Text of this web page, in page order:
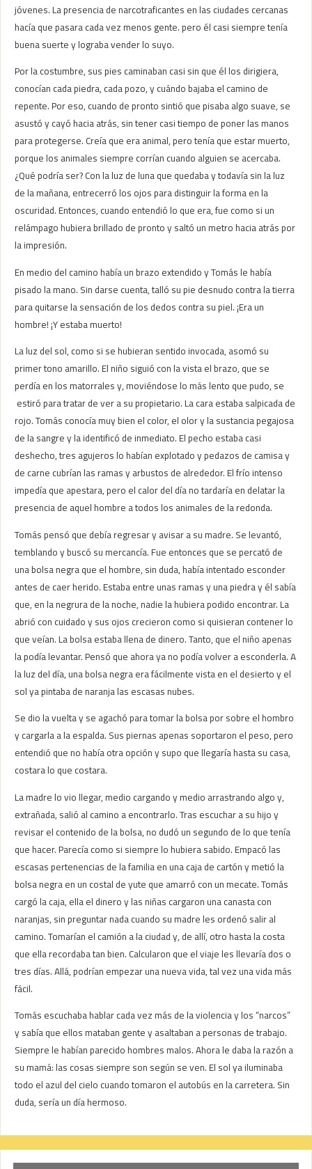
jóvenes. La presencia de narcotraficantes en las ciudades cercanas
hacía que pasara cada vez menos gente. pero él casi siempre tenía
buena suerte y lograba vender lo suyo.
Por la costumbre, sus pies caminaban casi sin que él los dirigiera,
conocían cada piedra, cada pozo, y cuándo bajaba el camino de
repente. Por eso, cuando de pronto sintió que pisaba algo suave, se
asustó y cayó hacia atrás, sin tener casi tiempo de poner las manos
para protegerse. Creía que era animal, pero tenía que estar muerto,
porque los animales siempre corrían cuando alguien se acercaba.
¿Qué podría ser? Con la luz de luna que quedaba y todavía sin la luz
de la mañana, entrecerró los ojos para distinguir la forma en la
oscuridad. Entonces, cuando entendió lo que era, fue como si un
relámpago hubiera brillado de pronto y saltó un metro hacia atrás por
la impresión.
En medio del camino había un brazo extendido y Tomás le había
pisado la mano. Sin darse cuenta, talló su pie desnudo contra la tierra
para quitarse la sensación de los dedos contra su piel. ¡Era un
hombre! ¡Y estaba muerto!
La luz del sol, como si se hubieran sentido invocada, asomó su
primer tono amarillo. El niño siguió con la vista el brazo, que se
perdía en los matorrales y, moviéndose lo más lento que pudo, se
estiró para tratar de ver a su propietario. La cara estaba salpicada de
rojo. Tomás conocía muy bien el color, el olor y la sustancia pegajosa
de la sangre y la identificó de inmediato. El pecho estaba casi
deshecho, tres agujeros lo habían explotado y pedazos de camisa y
de carne cubrían las ramas y arbustos de alrededor. El frío intenso
impedía que apestara, pero el calor del día no tardaría en delatar la
presencia de aquel hombre a todos los animales de la redonda.
Tomás pensó que debía regresar y avisar a su madre. Se levantó,
temblando y buscó su mercancía. Fue entonces que se percató de
una bolsa negra que el hombre, sin duda, había intentado esconder
antes de caer herido. Estaba entre unas ramas y una piedra y él sabía
que, en la negrura de la noche, nadie la hubiera podido encontrar. La
abrió con cuidado y sus ojos crecieron como si quisieran contener lo
que veían. La bolsa estaba llena de dinero. Tanto, que el niño apenas
la podía levantar. Pensó que ahora ya no podía volver a esconderla. A
la luz del día, una bolsa negra era fácilmente vista en el desierto y el
sol ya pintaba de naranja las escasas nubes.
Se dio la vuelta y se agachó para tomar la bolsa por sobre el hombro
y cargarla a la espalda. Sus piernas apenas soportaron el peso, pero
entendió que no había otra opción y supo que llegaría hasta su casa,
costara lo que costara.
La madre lo vio llegar, medio cargando y medio arrastrando algo y,
extrañada, salió al camino a encontrarlo. Tras escuchar a su hijo y
revisar el contenido de la bolsa, no dudó un segundo de lo que tenía
que hacer. Parecía como si siempre lo hubiera sabido. Empacó las
escasas pertenencias de la familia en una caja de cartón y metió la
bolsa negra en un costal de yute que amarró con un mecate. Tomás
cargó la caja, ella el dinero y las niñas cargaron una canasta con
naranjas, sin preguntar nada cuando su madre les ordenó salir al
camino. Tomarían el camión a la ciudad y, de allí, otro hasta la costa
que ella recordaba tan bien. Calcularon que el viaje les llevaría dos o
tres días. Allá, podrían empezar una nueva vida, tal vez una vida más
fácil.
Tomás escuchaba hablar cada vez más de la violencia y los “narcos”
y sabía que ellos mataban gente y asaltaban a personas de trabajo.
Siempre le habían parecido hombres malos. Ahora le daba la razón a
su mamá: las cosas siempre son según se ven. El sol ya iluminaba
todo el azul del cielo cuando tomaron el autobús en la carretera. Sin
duda, sería un día hermoso.